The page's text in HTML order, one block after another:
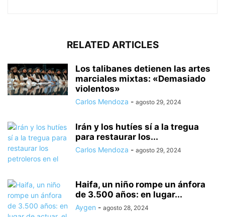
RELATED ARTICLES
Los talibanes detienen las artes
marciales mixtas: «Demasiado
violentos»
Carlos Mendoza - agosto 29, 2024
Irán y los hutíes sí a la tregua
para restaurar los...
Carlos Mendoza - agosto 29, 2024
Haifa, un niño rompe un ánfora
de 3.500 años: en lugar...
Aygen - agosto 28, 2024